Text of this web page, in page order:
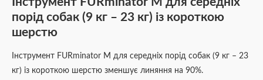
порід собак (9 кг – 23 кг) із короткою
шерстю
Інструмент FURminator M для середніх порід собак (9 кг – 23
кг) із короткою шерстю зменшує линяння на 90%.